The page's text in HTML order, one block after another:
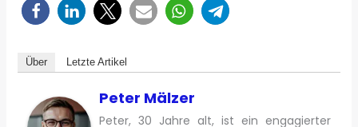
Über Letzte Artikel
Peter Mälzer
Peter, 30 Jahre alt, ist ein engagierter